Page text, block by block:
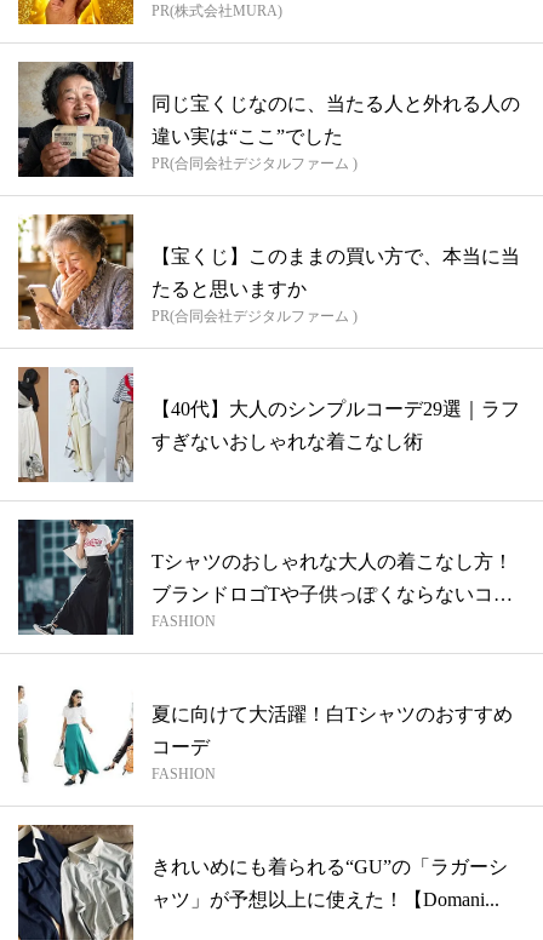
PR(株式会社MURA)
同じ宝くじなのに、当たる人と外れる人の
違い実は“ここ”でした
PR(合同会社デジタルファーム )
【宝くじ】このままの買い方で、本当に当
たると思いますか
PR(合同会社デジタルファーム )
【40代】大人のシンプルコーデ29選｜ラフ
すぎないおしゃれな着こなし術
Tシャツのおしゃれな大人の着こなし方！
ブランドロゴTや子供っぽくならないコー
デ術...
FASHION
夏に向けて大活躍！白Tシャツのおすすめ
コーデ
FASHION
きれいめにも着られる“GU”の「ラガーシ
ャツ」が予想以上に使えた！【Domani...